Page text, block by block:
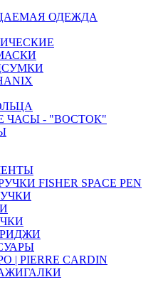
ОДЕЖДА
ЧАСЫ - "ВОСТОК"
FISHER SPACE PEN
| PIERRE CARDIN